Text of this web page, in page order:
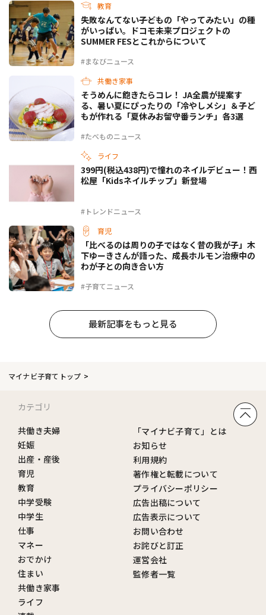
教育
#まなびニュース
失敗なんてない――子どもの「やってみたい」の種
がいっぱい。ドコモ未来プロジェクトの
SUMMER FESとこれからについて
共働き家事
#たべものニュース
そうめんに飽きたらコレ！ JA全農が提案す
る、暑い夏にぴったりの「冷やしメシ」＆子ど
もが作れる「夏休みお留守番ランチ」各3選
ライフ
#トレンドニュース
399円(税込438円)で憧れのネイルデビュー！西
松屋「Kidsネイルチップ」新登場
育児
#子育てニュース
「比べるのは周りの子ではなく昔の我が子」木
下ゆーきさんが語った、成長ホルモン治療中の
わが子との向き合い方
最新記事をもっと見る
マイナビ子育てトップ
カテゴリ
共働き夫婦
妊娠
出産・産後
育児
教育
中学受験
中学生
仕事
マネー
おでかけ
住まい
共働き家事
ライフ
「マイナビ子育て」とは
お知らせ
利用規約
著作権と転載について
プライバシーポリシー
広告出稿について
広告表示について
お問い合わせ
お詫びと訂正
運営会社
監修者一覧